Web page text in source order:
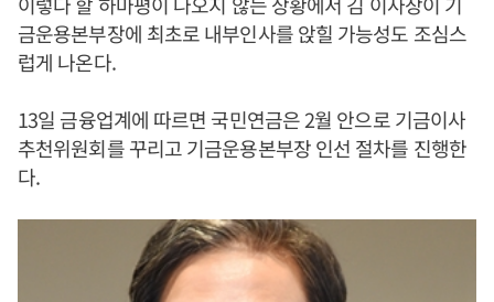
금운용본부장에 최초로 내부인사를 앉힐 가능성도 조심스
럽게 나온다.
13일 금융업계에 따르면 국민연금은 2월 안으로 기금이사
추천위원회를 꾸리고 기금운용본부장 인선 절차를 진행한
다.